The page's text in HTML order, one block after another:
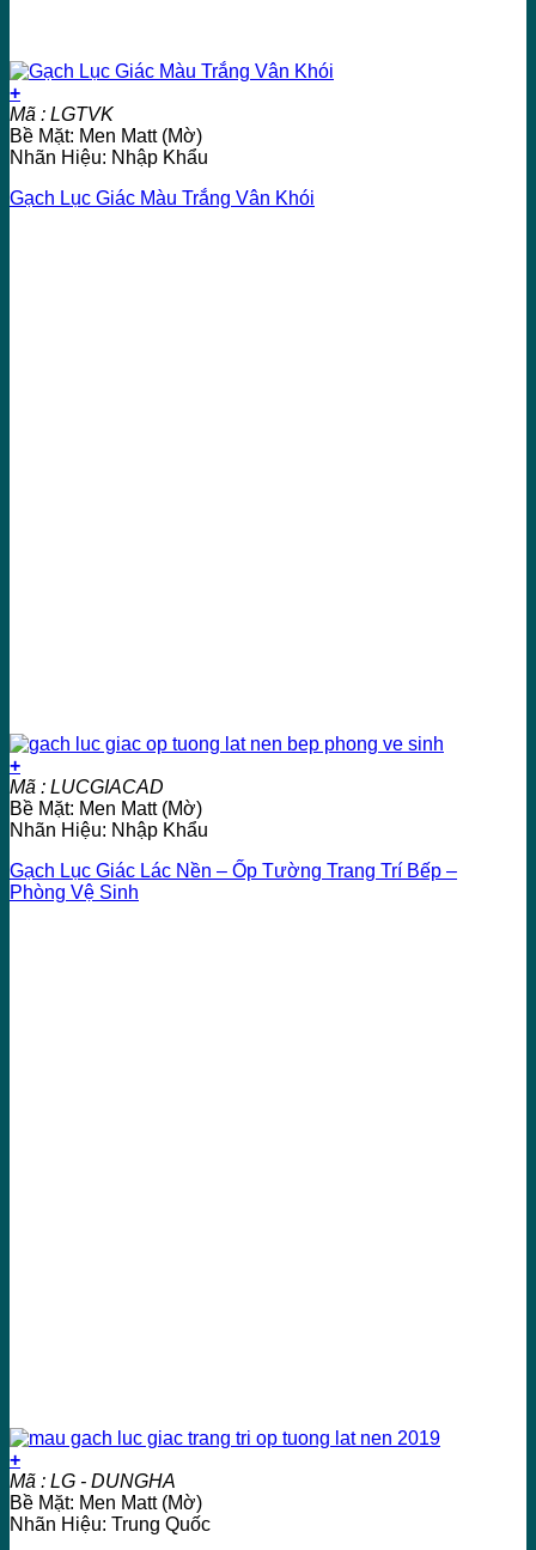
+
Mã : LGTVK
Bề Mặt: Men Matt (Mờ)
Nhãn Hiệu: Nhập Khẩu
Gạch Lục Giác Màu Trắng Vân Khói
+
Mã : LUCGIACAD
Bề Mặt: Men Matt (Mờ)
Nhãn Hiệu: Nhập Khẩu
Gạch Lục Giác Lác Nền – Ốp Tường Trang Trí Bếp –
Phòng Vệ Sinh
+
Mã : LG - DUNGHA
Bề Mặt: Men Matt (Mờ)
Nhãn Hiệu: Trung Quốc